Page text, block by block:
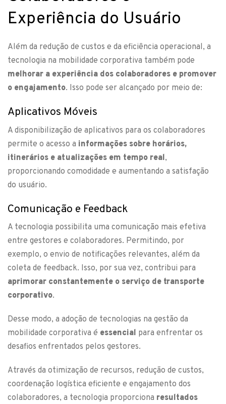
Experiência do Usuário
Além da redução de custos e da eficiência operacional, a
tecnologia na mobilidade corporativa também pode
melhorar a experiência dos colaboradores e promover
o engajamento. Isso pode ser alcançado por meio de:
Aplicativos Móveis
A disponibilização de aplicativos para os colaboradores
permite o acesso a informações sobre horários,
itinerários e atualizações em tempo real,
proporcionando comodidade e aumentando a satisfação
do usuário.
Comunicação e Feedback
A tecnologia possibilita uma comunicação mais efetiva
entre gestores e colaboradores. Permitindo, por
exemplo, o envio de notificações relevantes, além da
coleta de feedback. Isso, por sua vez, contribui para
aprimorar constantemente o serviço de transporte
corporativo.
Desse modo, a adoção de tecnologias na gestão da
mobilidade corporativa é essencial para enfrentar os
desafios enfrentados pelos gestores.
Através da otimização de recursos, redução de custos,
coordenação logística eficiente e engajamento dos
colaboradores, a tecnologia proporciona resultados